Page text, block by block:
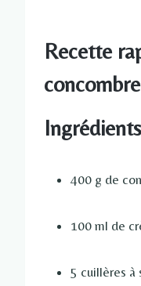
Recette
concombre
400 g de
100 ml de
5 cuillères à